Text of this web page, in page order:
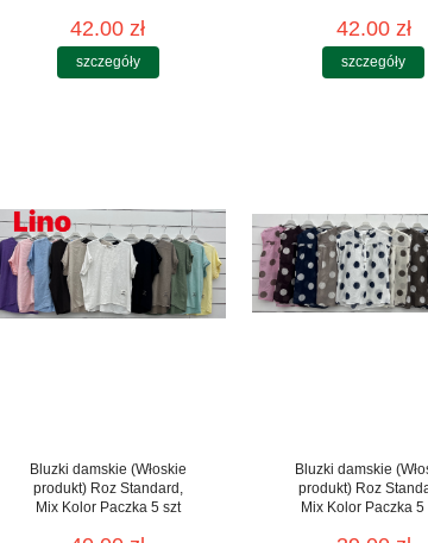
42.00 zł
szczegóły
42.00 zł
szczegóły
Bluzki damskie (Włoskie
produkt) Roz Standard,
Mix Kolor Paczka 5 szt
Bluzki damskie
produkt) Roz
Mix Kolor Paczka 5